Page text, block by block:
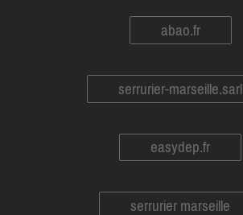
abao.fr
serrurier-marseille.sarl
easydep.fr
serrurier marseille